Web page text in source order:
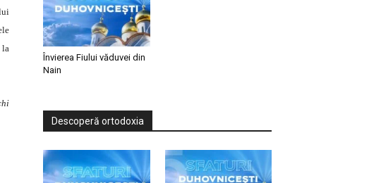
la
Învierea Fiului văduvei din
Nain
Descoperă ortodoxia